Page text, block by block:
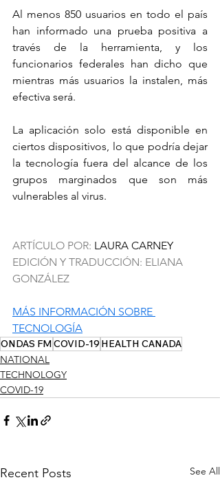
Al menos 850 usuarios en todo el país
han informado una prueba positiva a
través de la herramienta, y los
funcionarios federales han dicho que
mientras más usuarios la instalen, más
efectiva será.
La aplicación solo está disponible en
ciertos dispositivos, lo que podría dejar
la tecnología fuera del alcance de los
grupos marginados que son más
vulnerables al virus.
ARTÍCULO POR: LAURA CARNEY
EDICIÓN Y TRADUCCIÓN: ELIANA
GONZÁLEZ
MÁS INFORMACIÓN SOBRE
TECNOLOGÍA
ONDAS FMCOVID-19HEALTH CANADA
NATIONAL
TECHNOLOGY
COVID-19
Recent Posts See All